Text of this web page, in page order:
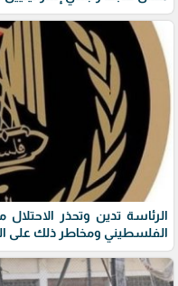
الرئاسة تدين وتحذر
الفلسطيني ومخاطر ذلك على